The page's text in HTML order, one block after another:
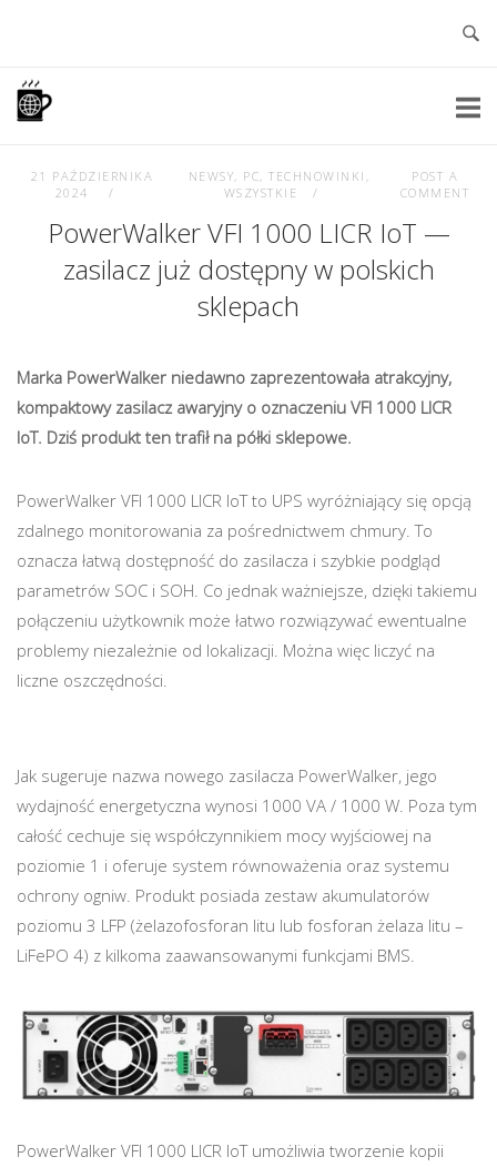
content
Home
21 PAŹDZIERNIKA
2024
NEWSY, PC,TECHNOWINKI ,
WSZYSTKIE
POST A
COMMENT
PowerWalker VFI 1000 LICR IoT —
zasilacz już dostępny w polskich
sklepach
Marka PowerWalker niedawno zaprezentowała atrakcyjny,
kompaktowy zasilacz awaryjny o oznaczeniu VFI 1000 LICR
IoT. Dziś produkt ten trafił na półki sklepowe.
PowerWalker VFI 1000 LICR IoT to UPS wyróżniający się opcją
zdalnego monitorowania za pośrednictwem chmury. To
oznacza łatwą dostępność do zasilacza i szybkie podgląd
parametrów SOC i SOH. Co jednak ważniejsze, dzięki takiemu
połączeniu użytkownik może łatwo rozwiązywać ewentualne
problemy niezależnie od lokalizacji. Można więc liczyć na
liczne oszczędności.
Jak sugeruje nazwa nowego zasilacza PowerWalker, jego
wydajność energetyczna wynosi 1000 VA / 1000 W. Poza tym
całość cechuje się współczynnikiem mocy wyjściowej na
poziomie 1 i oferuje system równoważenia oraz systemu
ochrony ogniw. Produkt posiada zestaw akumulatorów
poziomu 3 LFP (żelazofosforan litu lub fosforan żelaza litu –
LiFePO 4) z kilkoma zaawansowanymi funkcjami BMS.
PowerWalker VFI 1000 LICR IoT umożliwia tworzenie kopii